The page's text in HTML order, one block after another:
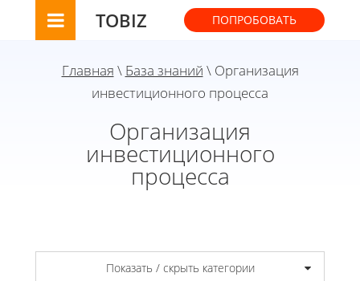
TOBIZ ПОПРОБОВАТЬ
Главная \ База знаний \ Организация
инвестиционного процесса
Организация
инвестиционного
процесса
Показать / скрыть категории